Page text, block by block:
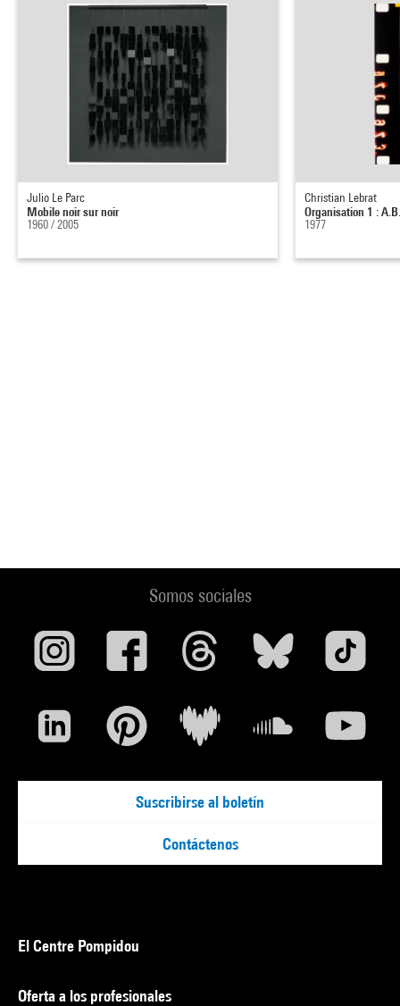
Julio Le Parc
Mobile noir sur noir
1960 / 2005
Christian Lebrat
Organisation 1 :
1977
Somos sociales
Suscribirse al boletín
Contáctenos
El Centre Pompidou
Oferta a los profesionales